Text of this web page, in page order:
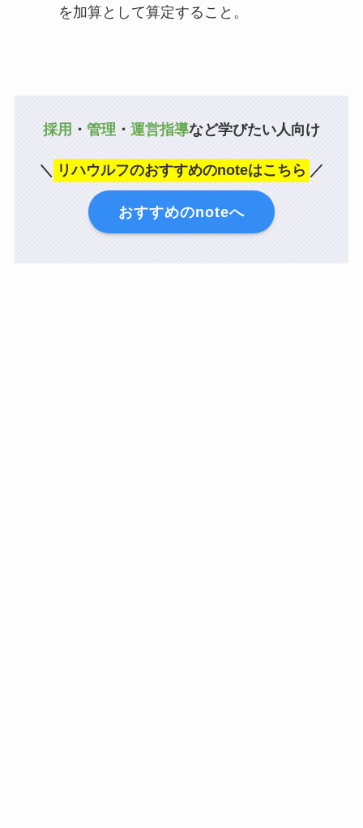
を加算として算定すること。
採用 ・ 管理 ・ 運営指導など学びたい人向け
＼ リハウルフのおすすめのnoteはこちら ／
おすすめのnoteへ